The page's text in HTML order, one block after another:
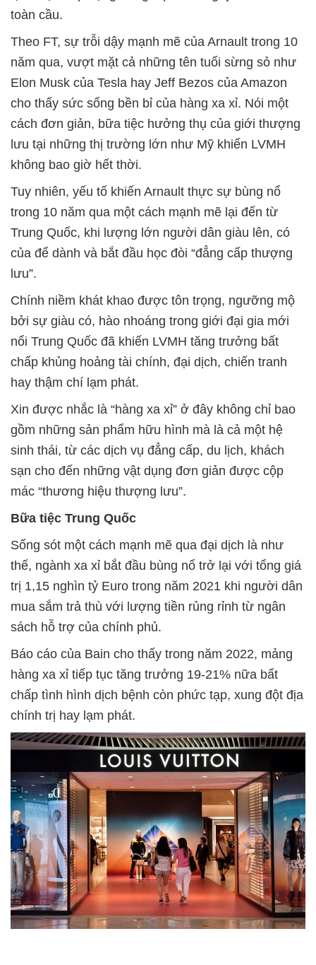
toàn cầu.
Theo FT, sự trỗi dậy mạnh mẽ của Arnault trong 10
năm qua, vượt mặt cả những tên tuổi sừng sỏ như
Elon Musk của Tesla hay Jeff Bezos của Amazon
cho thấy sức sống bền bỉ của hàng xa xỉ. Nói một
cách đơn giản, bữa tiệc hưởng thụ của giới thượng
lưu tại những thị trường lớn như Mỹ khiến LVMH
không bao giờ hết thời.
Tuy nhiên, yếu tố khiến Arnault thực sự bùng nổ
trong 10 năm qua một cách mạnh mẽ lại đến từ
Trung Quốc, khi lượng lớn người dân giàu lên, có
của để dành và bắt đầu học đòi “đẳng cấp thượng
lưu”.
Chính niềm khát khao được tôn trọng, ngưỡng mộ
bởi sự giàu có, hào nhoáng trong giới đại gia mới
nổi Trung Quốc đã khiến LVMH tăng trưởng bất
chấp khủng hoảng tài chính, đại dịch, chiến tranh
hay thậm chí lạm phát.
Xin được nhắc là “hàng xa xỉ” ở đây không chỉ bao
gồm những sản phẩm hữu hình mà là cả một hệ
sinh thái, từ các dịch vụ đẳng cấp, du lịch, khách
sạn cho đến những vật dụng đơn giản được cộp
mác “thương hiệu thượng lưu”.
Bữa tiệc Trung Quốc
Sống sót một cách mạnh mẽ qua đại dịch là như
thế, ngành xa xỉ bắt đầu bùng nổ trở lại với tổng giá
trị 1,15 nghìn tỷ Euro trong năm 2021 khi người dân
mua sắm trả thù với lượng tiền rủng rỉnh từ ngân
sách hỗ trợ của chính phủ.
Báo cáo của Bain cho thấy trong năm 2022, mảng
hàng xa xỉ tiếp tục tăng trưởng 19-21% nữa bất
chấp tình hình dịch bệnh còn phức tạp, xung đột địa
chính trị hay lạm phát.